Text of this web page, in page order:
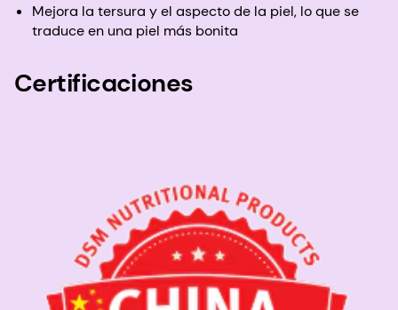
Mejora la tersura y el aspecto de la piel, lo que se
traduce en una piel más bonita
Certificaciones